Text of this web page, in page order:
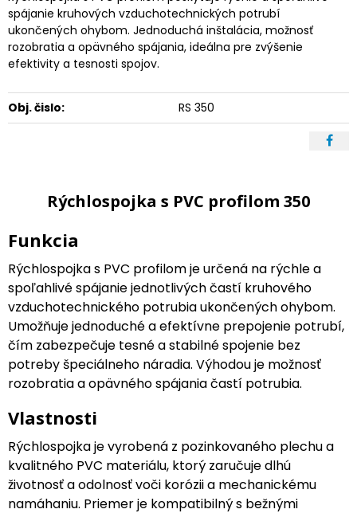
spájanie kruhových vzduchotechnických potrubí
ukončených ohybom. Jednoduchá inštalácia, možnosť
rozobratia a opävného spájania, ideálna pre zvýšenie
efektivity a tesnosti spojov.
Obj. čislo: RS 350
Rýchlospojka s PVC profilom 350
Funkcia
Rýchlospojka s PVC profilom je určená na rýchle a
spoľahlivé spájanie jednotlivých častí kruhového
vzduchotechnického potrubia ukončených ohybom.
Umožňuje jednoduché a efektívne prepojenie potrubí,
čím zabezpečuje tesné a stabilné spojenie bez
potreby špeciálneho náradia. Výhodou je možnosť
rozobratia a opävného spájania častí potrubia.
Vlastnosti
Rýchlospojka je vyrobená z pozinkovaného plechu a
kvalitného PVC materiálu, ktorý zaručuje dlhú
životnosť a odolnosť voči korózii a mechanickému
namáhaniu. Priemer je kompatibilný s bežnými